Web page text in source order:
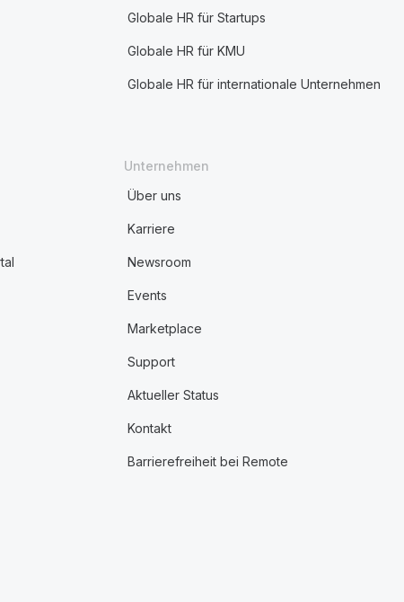
Globale HR für Startups
Globale HR für KMU
Globale HR für internationale Unternehmen
Unternehmen
Über uns
Karriere
Newsroom
Events
Marketplace
Support
Aktueller Status
Kontakt
Barrierefreiheit bei Remote